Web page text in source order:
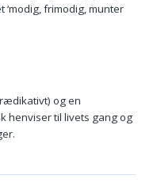
‘modig, frimodig, munter
og en
henviser til livets gang og